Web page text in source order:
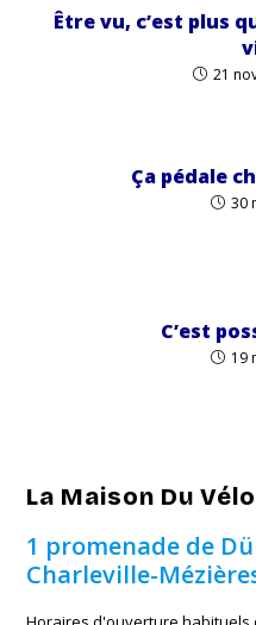
Être vu, c’est plus
21
Ça pédale
30
C’est
19
La Maison Du Vélo
1 promenade de
Charleville-